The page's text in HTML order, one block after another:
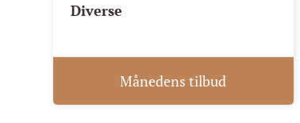
Diverse
Månedens tilbud